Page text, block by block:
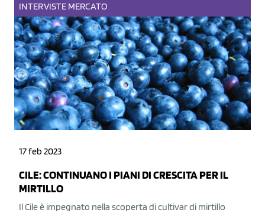
INTERVISTE MERCATO
17 feb 2023
CILE: CONTINUANO I PIANI DI CRESCITA PER IL
MIRTILLO
Il Cile è impegnato nella scoperta di cultivar di mirtillo